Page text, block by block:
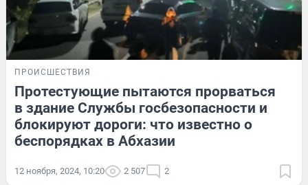
ПРОИСШЕСТВИЯ
Протестующие пытаются прорваться
в здание Службы госбезопасности и
блокируют дороги: что известно о
беспорядках в Абхазии
12 ноября, 2024, 10:20 2 507 2